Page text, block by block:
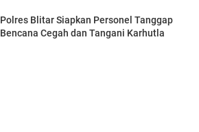
Polres Blitar Siapkan Personel Tanggap
Bencana Cegah dan Tangani Karhutla